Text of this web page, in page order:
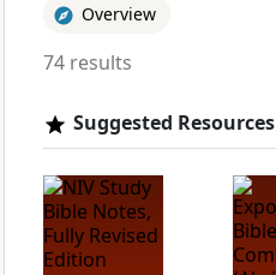
Overview
74 results
Suggested Resources